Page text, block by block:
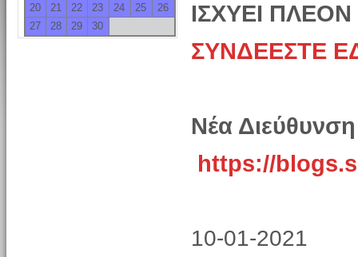
20
21 22 23 24 25
26
27
28 29 30
ΙΣΧΥΕΙ
ΣΥΝΔΕΕΣΤΕ
Νέα Διεύθυνση
https://
10-01-2021